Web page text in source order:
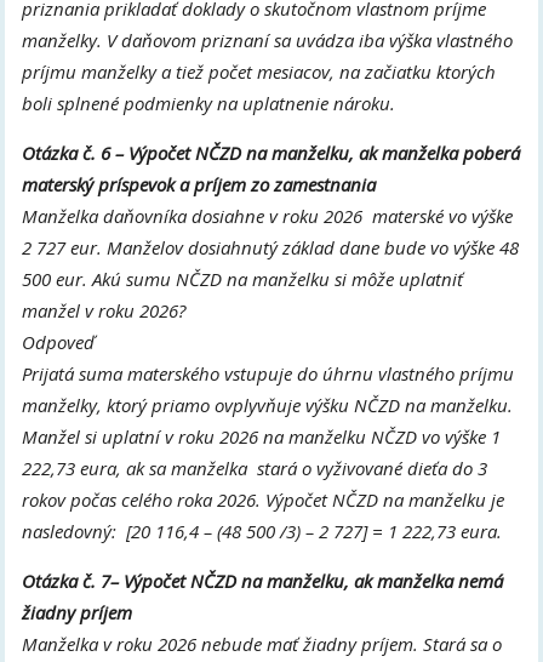
priznania prikladať doklady o skutočnom vlastnom príjme
manželky. V daňovom priznaní sa uvádza iba výška vlastného
príjmu manželky a tiež počet mesiacov, na začiatku ktorých
boli splnené podmienky na uplatnenie nároku.
Otázka č. 6 – Výpočet NČZD na manželku, ak manželka poberá
materský príspevok a príjem zo zamestnania
Manželka daňovníka dosiahne v roku 2026 materské vo výške
2 727 eur. Manželov dosiahnutý základ dane bude vo výške 48
500 eur. Akú sumu NČZD na manželku si môže uplatniť
manžel v roku 2026?
Odpoveď
Prijatá suma materského vstupuje do úhrnu vlastného príjmu
manželky, ktorý priamo ovplyvňuje výšku NČZD na manželku.
Manžel si uplatní v roku 2026 na manželku NČZD vo výške 1
222,73 eura, ak sa manželka stará o vyživované dieťa do 3
rokov počas celého roka 2026. Výpočet NČZD na manželku je
nasledovný: [20 116,4 – (48 500 /3) – 2 727] = 1 222,73 eura.
Otázka č. 7– Výpočet NČZD na manželku, ak manželka nemá
žiadny príjem
Manželka v roku 2026 nebude mať žiadny príjem. Stará sa o